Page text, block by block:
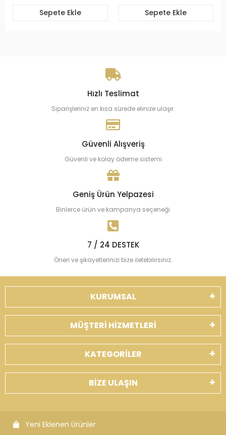
Sepete Ekle Sepete Ekle
Hızlı Teslimat
Siparişleriniz en kısa sürede elinize ulaşır.
Güvenli Alışveriş
Güvenli ve kolay ödeme sistemi
Geniş Ürün Yelpazesi
Binlerce ürün ve kampanya seçeneği
7 / 24 DESTEK
Öneri ve şikayetlerinizi bize iletebilirsiniz.
KURUMSAL
MÜŞTERİ HİZMETLERİ
KATEGORİLER
BİZE ULAŞIN
Yeni Eklenen Ürünler